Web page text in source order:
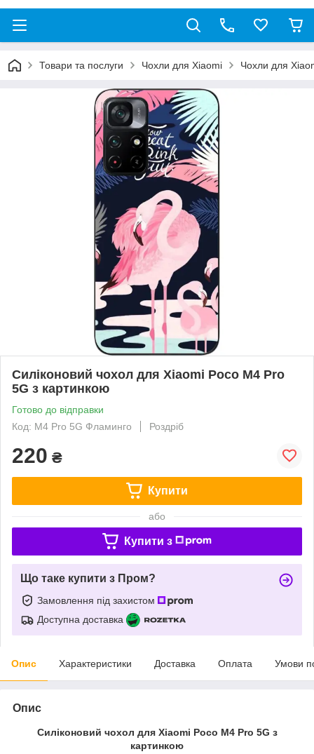
Товари та послуги Чохли для Xiaomi Чохли для
Силіконовий чохол для Xiaomi Poco M4 Pro
5G з картинкою
Готово до відправки
Код: M4 Pro 5G Фламинго
Роздріб
220 ₴
Купити
або
Купити з
Що таке купити з Пром?
Замовлення під захистом
Доступна доставка
Опис Характеристики Доставка Оплата Умови
Опис
Силіконовий чохол для Xiaomi Poco M4 Pro 5G з
картинкою